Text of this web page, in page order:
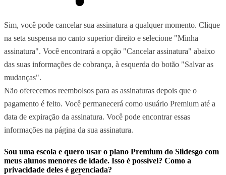
Sim, você pode cancelar sua assinatura a qualquer momento. Clique
na seta suspensa no canto superior direito e selecione "Minha
assinatura". Você encontrará a opção "Cancelar assinatura" abaixo
das suas informações de cobrança, à esquerda do botão "Salvar as
mudanças".
Não oferecemos reembolsos para as assinaturas depois que o
pagamento é feito. Você permanecerá como usuário Premium até a
data de expiração da assinatura. Você pode encontrar essas
informações na página da sua assinatura.
Sou uma escola e quero usar o plano Premium do Slidesgo com
meus alunos menores de idade. Isso é possível? Como a
privacidade deles é gerenciada?